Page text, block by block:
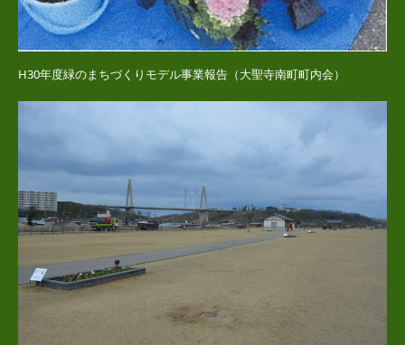
H30年度緑のまちづくりモデル事業報告（大聖寺南町町内会）